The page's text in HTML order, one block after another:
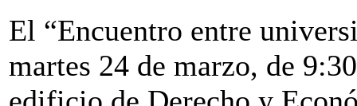
El “Encuentro entre
martes 24 de marzo, de